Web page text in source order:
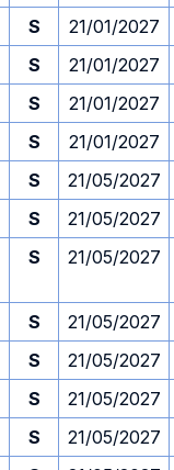
S 21/01/2027
S 21/01/2027
S 21/01/2027
S 21/01/2027
S 21/05/2027
S 21/05/2027
S 21/05/2027
S 21/05/2027
S 21/05/2027
S 21/05/2027
S 21/05/2027